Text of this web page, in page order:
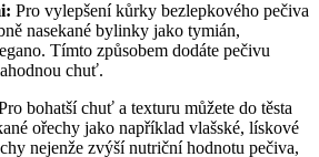
Pro vylepšení kůrky bezlepkového pečiva
nasekané bylinky jako​ tymián,
⁣Tímto způsobem dodáte ⁢pečivu
chuť.
bohatší chuť a texturu můžete do těsta
ořechy jako například vlašské,‌ lískové
nejenže zvýší nutriční hodnotu pečiva,